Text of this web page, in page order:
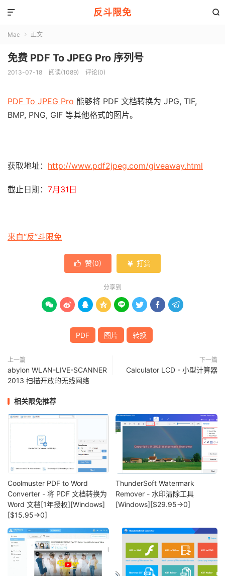
反斗限免 

Mac  正文
免费 PDF To JPEG Pro 序列号
2013-07-18 阅读(1089) 评论(0)
PDF To JPEG Pro 能够将 PDF 文档转换为 JPG, TIF,
BMP, PNG, GIF 等其他格式的图片。
获取地址： http://www.pdf2jpeg.com/giveaway.html
截止日期： 7月31日
来自“反”斗限免
 赞(0)  打赏
分享到
       
PDF 图片 转换
上一篇
abylon WLAN-LIVE-SCANNER
2013 扫描开放的无线网络
下一篇
Calculator LCD - 小型计算器
相关限免推荐
Coolmuster PDF to Word
Converter - 将 PDF 文档转换为
Word 文档[1年授权][Windows]
[$15.95→0]
ThunderSoft Watermark
Remover - 水印清除工具
[Windows][$29.95→0]